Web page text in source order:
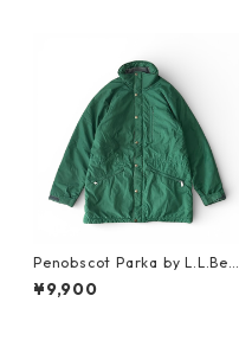
Penobscot Parka by L.L.Bea
n
¥9,900